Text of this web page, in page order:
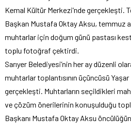
Kemal Kültür Merkezi’nde gerçekleşti.
Başkan Mustafa Oktay Aksu, temmuz
muhtarlar için doğum günü pastası
toplu fotoğraf çektirdi.
Sarıyer Belediyesi’nin her ay düzenli
muhtarlar toplantısının üçüncüsü
gerçekleşti. Muhtarların seçildikleri
ve çözüm önerilerinin konuşulduğu
Başkanı Mustafa Oktay Aksu